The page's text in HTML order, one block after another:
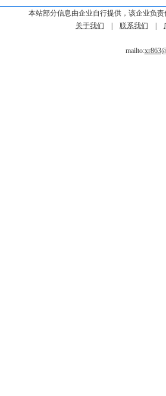
本站部分信息由企业自行提供，该企业负
关于我们
联系我们
mailto: